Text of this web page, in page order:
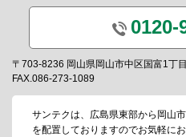
0120-
〒703-8236 岡山県岡山市中区国富1丁
FAX.086-273-1089
サンテクは、広島県東部から岡山
を配置しておりますのでお気軽にお